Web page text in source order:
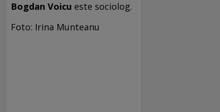
Bogdan Voicu este sociolog.
Foto: Irina Munteanu